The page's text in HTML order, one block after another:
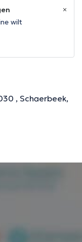
wilt
, Schaerbeek,